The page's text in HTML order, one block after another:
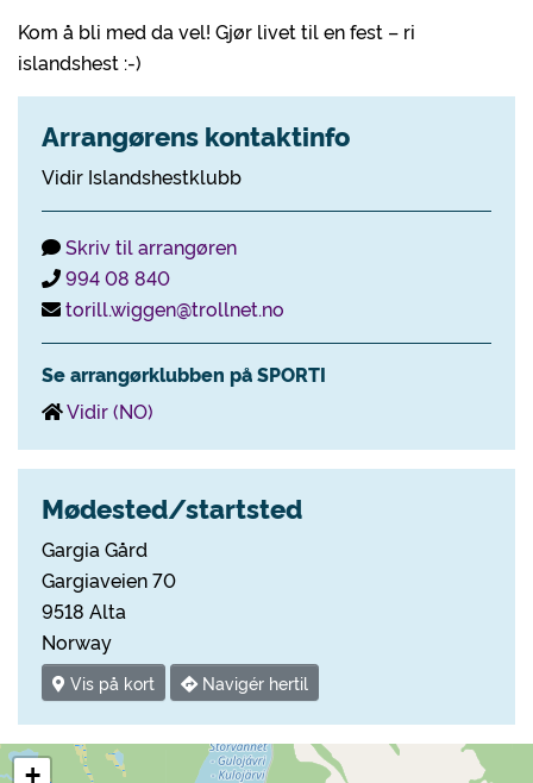
Kom å bli med da vel! Gjør livet til en fest – ri
islandshest :-)
Arrangørens kontaktinfo
Vidir Islandshestklubb
Skriv til arrangøren
994 08 840
torill.wiggen@trollnet.no
Se arrangørklubben på SPORTI
Vidir (NO)
Mødested/startsted
Gargia Gård
Gargiaveien 70
9518 Alta
Norway
Vis på kort Navigér hertil
+